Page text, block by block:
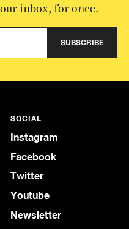
inbox, for once.
SUBSCRIBE
SOCIAL
Instagram
Facebook
Twitter
Youtube
Newsletter